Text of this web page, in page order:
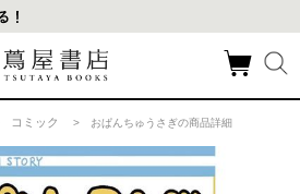
コミック > おぱんちゅうさぎの商品詳細